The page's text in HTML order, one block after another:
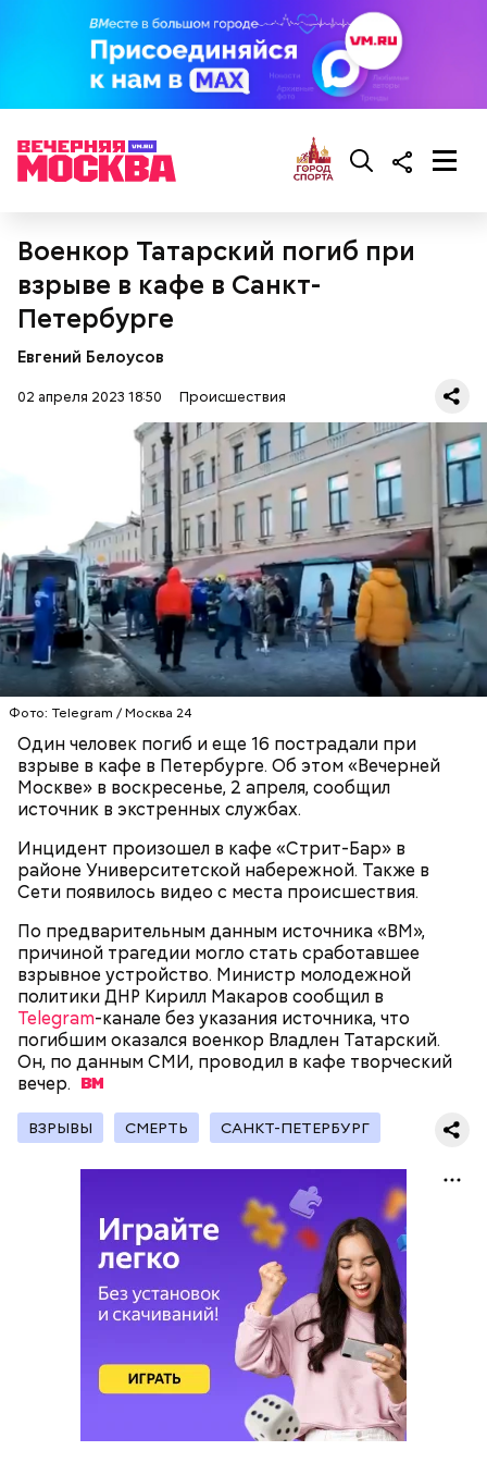
Военкор Татарский погиб при
взрыве в кафе в Санкт-
Петербурге
Евгений Белоусов
02 апреля 2023 18:50 Происшествия
Фото: Telegram / Москва 24
Один человек погиб и еще 16 пострадали при
взрыве в кафе в Петербурге. Об этом «Вечерней
Москве» в воскресенье, 2 апреля, сообщил
источник в экстренных службах.
Инцидент произошел в кафе «Стрит-Бар» в
районе Университетской набережной. Также в
Сети появилось видео с места происшествия.
По предварительным данным источника «ВМ»,
причиной трагедии могло стать сработавшее
взрывное устройство. Министр молодежной
политики ДНР Кирилл Макаров сообщил в
Telegram-канале без указания источника, что
погибшим оказался военкор Владлен Татарский.
Он, по данным СМИ, проводил в кафе творческий
вечер.
ВЗРЫВЫ СМЕРТЬ САНКТ-ПЕТЕРБУРГ
Первые сутки в отделении Александр все отрицал.
Его периодически приводили из камеры и
объясняли, что улики говорят о том, что он точно
— Дайте мне сигарету, и я вам все расскажу.
Когда ему дали прикурить, он сказал:
— Вам начать рассказывать с начала или с конца?